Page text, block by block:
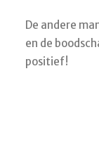
De andere
en de
positief!